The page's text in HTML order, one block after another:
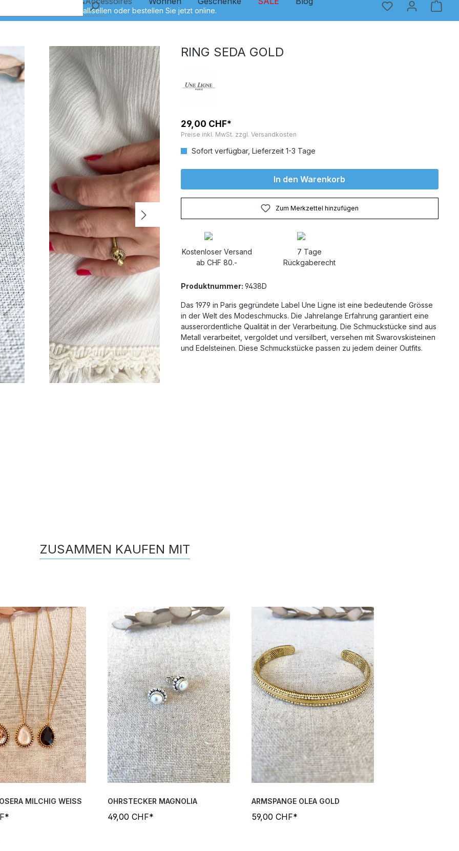
RING SEDA GOLD
29,00 CHF*
Preise inkl. MwSt. zzgl. Versandkosten
Sofort verfügbar, Lieferzeit 1-3 Tage
In den Warenkorb
Zum Merkzettel hinzufügen
Kostenloser Versand
ab CHF 80.-
7 Tage
Rückgaberecht
Produktnummer: 9438D
Das 1979 in Paris gegründete Label Une Ligne ist eine bedeutende Grösse
in der Welt des Modeschmucks. Die Jahrelange Erfahrung garantiert eine
ausserordentliche Qualität in der Verarbeitung. Die Schmuckstücke sind aus
Metall verarbeitet, vergoldet und versilbert, versehen mit Swarovskisteinen
und Edelsteinen. Diese Schmuckstücke passen zu jedem deiner Outfits.
ZUSAMMEN KAUFEN MIT
MILCHIG WEISS OHRSTECKER MAGNOLIA
49,00 CHF*
ARMSPANGE OLEA GOLD
59,00 CHF*